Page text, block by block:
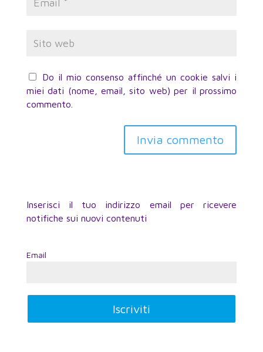
Do il mio consenso affinché un cookie salvi i
miei dati (nome, email, sito web) per il prossimo
commento.
Inserisci il tuo indirizzo email per ricevere
notifiche sui nuovi contenuti
Email